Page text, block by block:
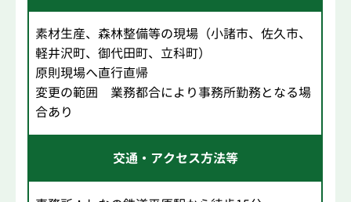
素材生産、森林整備等の現場（小諸市、佐久市、
軽井沢町、御代田町、立科町）
原則現場へ直行直帰
変更の範囲 業務都合により事務所勤務となる場
合あり
交通・アクセス方法等